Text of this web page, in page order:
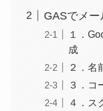
GASでメ
１．
成
２．名
３．コ
４．ス